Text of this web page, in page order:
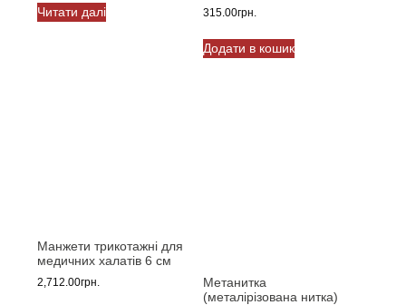
Читати далі 315.00грн.
Додати в кошик
Манжети трикотажні для
медичних халатів 6 см
2,712.00грн.
Метанитка
(металірізована нитка)